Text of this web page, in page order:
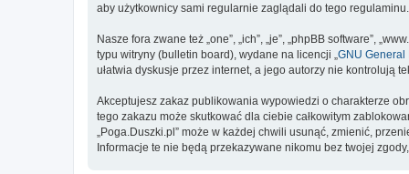
aby użytkownicy sami regularnie zaglądali do tego
Nasze fora zwane też „one”, „ich”, „je”, „phpBB software”,
typu witryny (bulletin board), wydane na licencji „ GNU General
ułatwia dyskusje przez internet, a jego autorzy nie kontrolują
Akceptujesz zakaz publikowania wypowiedzi o charakterze
tego zakazu może skutkować dla ciebie całkowitym
„Poga.Duszki.pl” może w każdej chwili usunąć, zmienić,
Informacje te nie będą przekazywane nikomu bez twojej